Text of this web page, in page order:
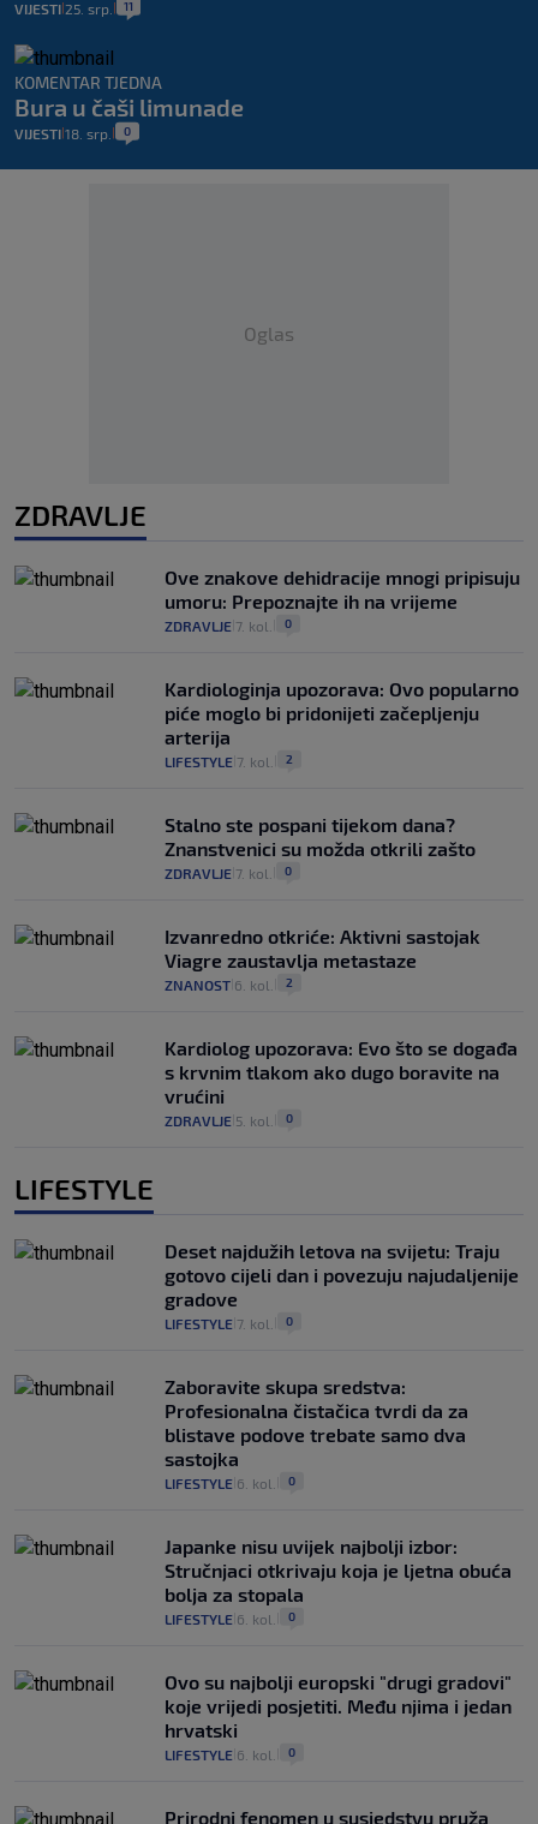
VIJESTI 25. srp. 11
KOMENTAR TJEDNA
Bura u čaši limunade
VIJESTI 18. srp. 0
Oglas
ZDRAVLJE
Ove znakove dehidracije mnogi pripisuju
umoru: Prepoznajte ih na vrijeme
ZDRAVLJE 7. kol. 0
Kardiologinja upozorava: Ovo popularno
piće moglo bi pridonijeti začepljenju
arterija
LIFESTYLE 7. kol. 2
Stalno ste pospani tijekom dana?
Znanstvenici su možda otkrili zašto
ZDRAVLJE 7. kol. 0
Izvanredno otkriće: Aktivni sastojak
Viagre zaustavlja metastaze
ZNANOST 6. kol. 2
Kardiolog upozorava: Evo što se događa
s krvnim tlakom ako dugo boravite na
vrućini
ZDRAVLJE 5. kol. 0
LIFESTYLE
Deset najdužih letova na svijetu: Traju
gotovo cijeli dan i povezuju najudaljenije
gradove
LIFESTYLE 7. kol. 0
Zaboravite skupa sredstva:
Profesionalna čistačica tvrdi da za
blistave podove trebate samo dva
sastojka
LIFESTYLE 6. kol. 0
Japanke nisu uvijek najbolji izbor:
Stručnjaci otkrivaju koja je ljetna obuća
bolja za stopala
LIFESTYLE 6. kol. 0
Ovo su najbolji europski "drugi gradovi"
koje vrijedi posjetiti. Među njima i jedan
hrvatski
LIFESTYLE 6. kol. 0
Prirodni fenomen u susjedstvu pruža